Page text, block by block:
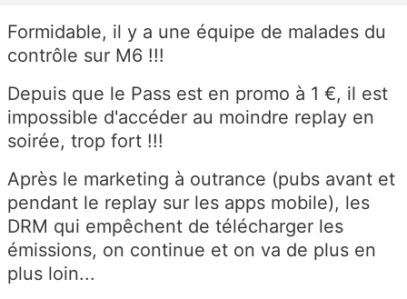
Formidable, il y a une équipe de malades du
contrôle sur M6 !!!
Depuis que le Pass est en promo à 1 €, il est
impossible d'accéder au moindre replay en
soirée, trop fort !!!
Après le marketing à outrance (pubs avant et
pendant le replay sur les apps mobile), les
DRM qui empêchent de télécharger les
émissions, on continue et on va de plus en
plus loin...